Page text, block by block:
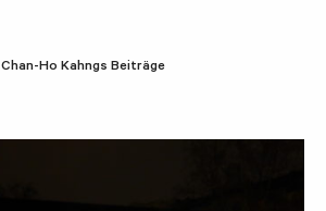
Chan-Ho Kahngs Beiträge